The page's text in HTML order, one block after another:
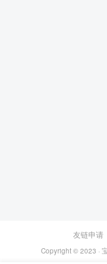
友链申请
Copyright © 2023 ·